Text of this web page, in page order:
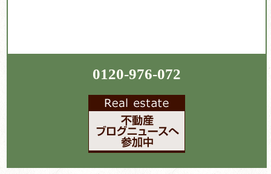
0120-976-072